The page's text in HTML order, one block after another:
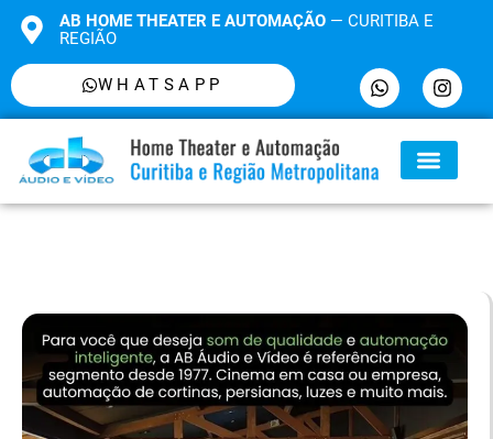
AB HOME THEATER E AUTOMAÇÃO— CURITIBA E
REGIÃO
WHATSAPP